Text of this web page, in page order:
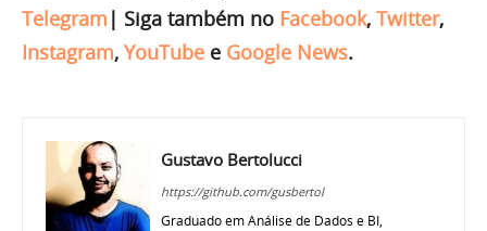
Telegram | Siga também no Facebook, Twitter,
Instagram, YouTube e Google News.
Gustavo Bertolucci
https://github.com/gusbertol
Graduado em Análise de Dados e BI,